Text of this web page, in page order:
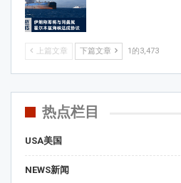
上篇文章 下篇文章 1的3,473
热点栏目
USA美国
NEWS新闻